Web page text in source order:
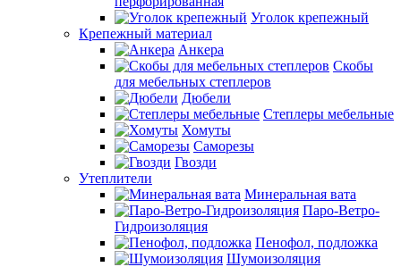
Уголок крепежный
Крепежный материал
Анкера
Скобы
для мебельных степлеров
Дюбели
Степлеры мебельные
Хомуты
Саморезы
Гвозди
Утеплители
Минеральная вата
Паро-Ветро-
Гидроизоляция
Пенофол, подложка
Шумоизоляция